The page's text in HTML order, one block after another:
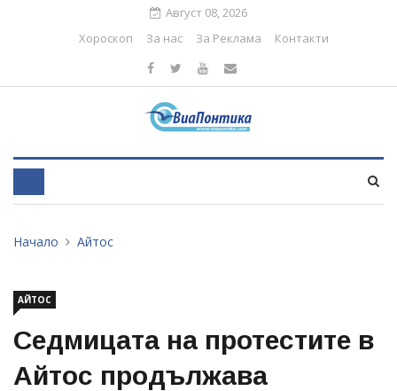
Август 08, 2026
Хороскоп
За нас За Реклама Контакти
Начало Айтос
АЙТОС
Седмицата на протестите в
Айтос продължава